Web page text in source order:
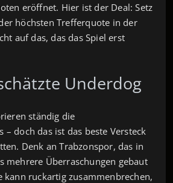
eröffnet. Hier ist der Deal: Setz
höchsten Trefferquote in der
auf das, das das Spiel erst
Underdog
ständig die
– doch das ist das beste Versteck
Denk an Trabzonspor, das in
mehrere Überraschungen gebaut
kann ruckartig zusammenbrechen,